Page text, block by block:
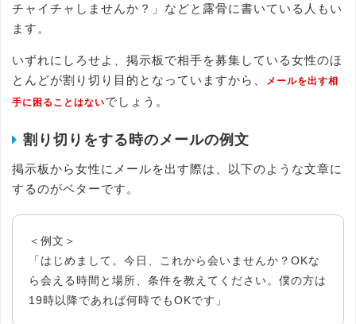
チャイチャしませんか？」などと露骨に書いている人もい
ます。
いずれにしろせよ、掲示板で相手を募集している女性のほ
とんどが割り切り目的となっていますから、
メールを出す相
手に困ることはないでしょう。
割り切りをする時のメールの例文
掲示板から女性にメールを出す際は、以下のような文章に
するのがベターです。
＜例文＞
「はじめまして。今日、これから会いませんか？OKな
ら会える時間と場所、条件を教えてください。僕の方は
19時以降であれば何時でもOKです」